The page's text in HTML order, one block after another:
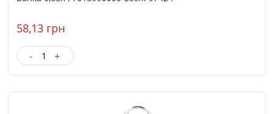
58,13 грн
- +